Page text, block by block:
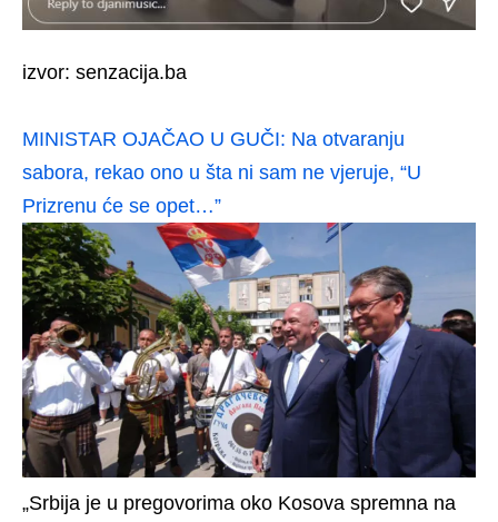
izvor: senzacija.ba
MINISTAR OJAČAO U GUČI: Na otvaranju
sabora, rekao ono u šta ni sam ne vjeruje, “U
Prizrenu će se opet…”
„Srbija je u pregovorima oko Kosova spremna na